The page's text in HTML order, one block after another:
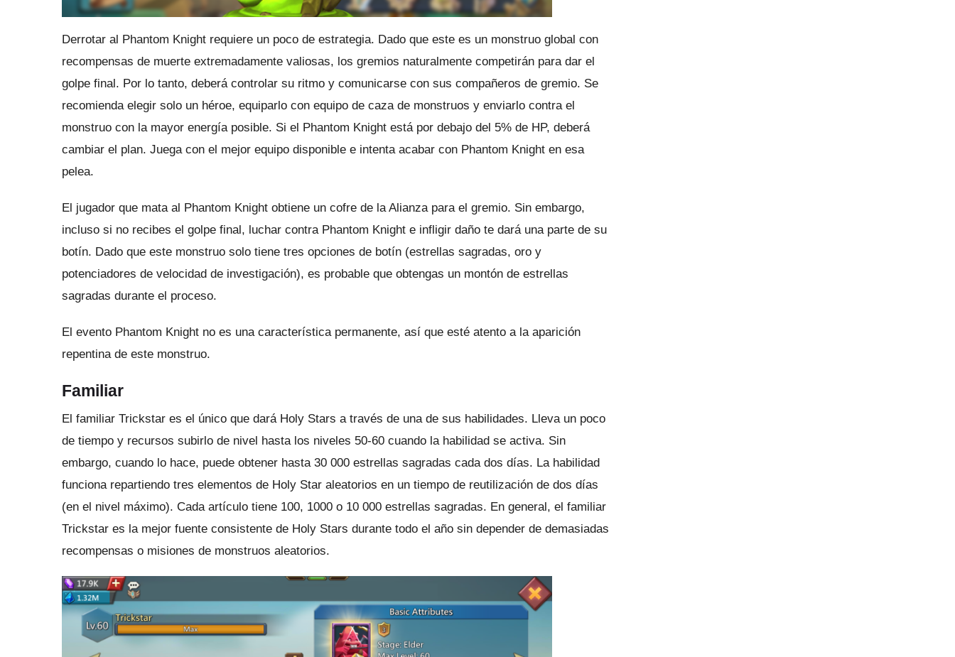
Derrotar al Phantom Knight requiere un poco de estrategia. Dado que este es un monstruo global con
recompensas de muerte extremadamente valiosas, los gremios naturalmente competirán para dar el
golpe final. Por lo tanto, deberá controlar su ritmo y comunicarse con sus compañeros de gremio. Se
recomienda elegir solo un héroe, equiparlo con equipo de caza de monstruos y enviarlo contra el
monstruo con la mayor energía posible. Si el Phantom Knight está por debajo del 5% de HP, deberá
cambiar el plan. Juega con el mejor equipo disponible e intenta acabar con Phantom Knight en esa
pelea.
El jugador que mata al Phantom Knight obtiene un cofre de la Alianza para el gremio. Sin embargo,
incluso si no recibes el golpe final, luchar contra Phantom Knight e infligir daño te dará una parte de su
botín. Dado que este monstruo solo tiene tres opciones de botín (estrellas sagradas, oro y
potenciadores de velocidad de investigación), es probable que obtengas un montón de estrellas
sagradas durante el proceso.
El evento Phantom Knight no es una característica permanente, así que esté atento a la aparición
repentina de este monstruo.
Familiar
El familiar Trickstar es el único que dará Holy Stars a través de una de sus habilidades. Lleva un poco
de tiempo y recursos subirlo de nivel hasta los niveles 50-60 cuando la habilidad se activa. Sin
embargo, cuando lo hace, puede obtener hasta 30 000 estrellas sagradas cada dos días. La habilidad
funciona repartiendo tres elementos de Holy Star aleatorios en un tiempo de reutilización de dos días
(en el nivel máximo). Cada artículo tiene 100, 1000 o 10 000 estrellas sagradas. En general, el familiar
Trickstar es la mejor fuente consistente de Holy Stars durante todo el año sin depender de demasiadas
recompensas o misiones de monstruos aleatorios.